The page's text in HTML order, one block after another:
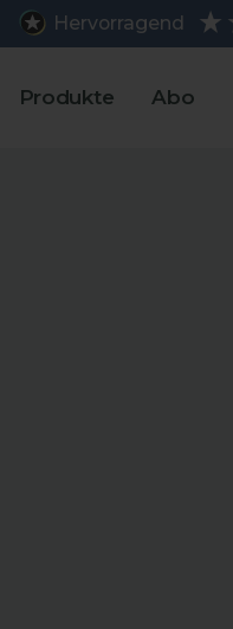
Hervorragend
Produkte Abo